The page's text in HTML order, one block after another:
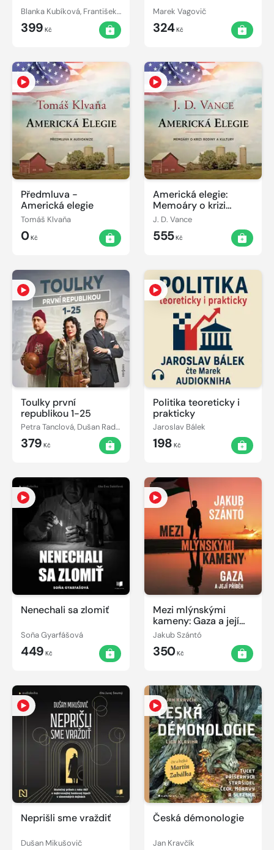
Blanka Kubíková, František Vorel
399 Kč
Marek Vagovič
324Kč
Předmluva -
Americká elegie
Tomáš Klvaňa
0Kč
Americká elegie:
Memoáry o krizi
rodiny a kultury
J. D. Vance
555Kč
Toulky první
republikou 1-25
Petra Tanclová, Dušan Radovanovič, Jitka Škápíková, Tomáš Pánek, Ivan Malý, Ondřej Nováček, Petr Vodička
379 Kč
Politika teoreticky i
prakticky
Jaroslav Bálek
198 Kč
Nenechali sa zlomiť
Soňa Gyarfášová
449 Kč
Mezi mlýnskými
kameny: Gaza a její
příběh
Jakub Szántó
350Kč
Neprišli sme vraždiť
Dušan Mikušovič
Česká démonologie
Jan Kravčík